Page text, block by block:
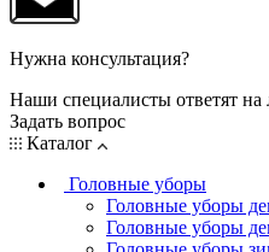
Нужна консультация?
Наши специалисты ответят
Задать вопрос
Каталог
Головные уборы
Головные уборы
Головные уборы